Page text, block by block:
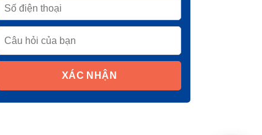
XÁC NHẬN